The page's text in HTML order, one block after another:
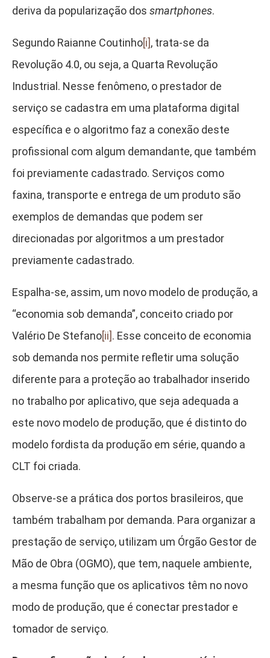
deriva da popularização dos smartphones.
Segundo Raianne Coutinho[i], trata-se da
Revolução 4.0, ou seja, a Quarta Revolução
Industrial. Nesse fenômeno, o prestador de
serviço se cadastra em uma plataforma digital
específica e o algoritmo faz a conexão deste
profissional com algum demandante, que também
foi previamente cadastrado. Serviços como
faxina, transporte e entrega de um produto são
exemplos de demandas que podem ser
direcionadas por algoritmos a um prestador
previamente cadastrado.
Espalha-se, assim, um novo modelo de produção, a
“economia sob demanda”, conceito criado por
Valério De Stefano[ii]. Esse conceito de economia
sob demanda nos permite refletir uma solução
diferente para a proteção ao trabalhador inserido
no trabalho por aplicativo, que seja adequada a
este novo modelo de produção, que é distinto do
modelo fordista da produção em série, quando a
CLT foi criada.
Observe-se a prática dos portos brasileiros, que
também trabalham por demanda. Para organizar a
prestação de serviço, utilizam um Órgão Gestor de
Mão de Obra (OGMO), que tem, naquele ambiente,
a mesma função que os aplicativos têm no novo
modo de produção, que é conectar prestador e
tomador de serviço.